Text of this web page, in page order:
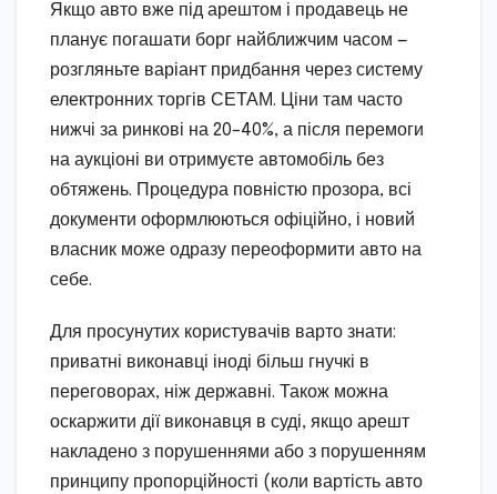
Якщо авто вже під арештом і продавець не
планує погашати борг найближчим часом —
розгляньте варіант придбання через систему
електронних торгів СЕТАМ. Ціни там часто
нижчі за ринкові на 20–40%, а після перемоги
на аукціоні ви отримуєте автомобіль без
обтяжень. Процедура повністю прозора, всі
документи оформлюються офіційно, і новий
власник може одразу переоформити авто на
себе.
Для просунутих користувачів варто знати:
приватні виконавці іноді більш гнучкі в
переговорах, ніж державні. Також можна
оскаржити дії виконавця в суді, якщо арешт
накладено з порушеннями або з порушенням
принципу пропорційності (коли вартість авто